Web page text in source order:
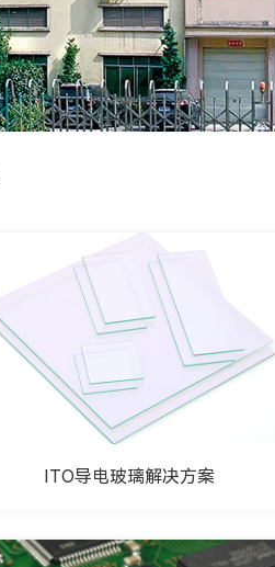
太
ITO导电玻璃解决方案